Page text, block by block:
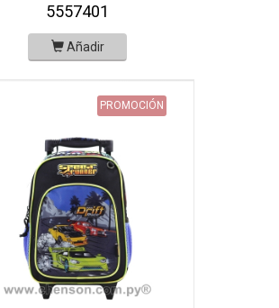
5557401
Añadir
PROMOCIÓN